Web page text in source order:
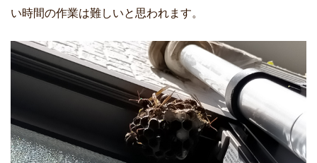
い時間の作業は難しいと思われます。